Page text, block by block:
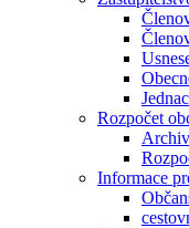
Rozpočet
Archiv
Informace